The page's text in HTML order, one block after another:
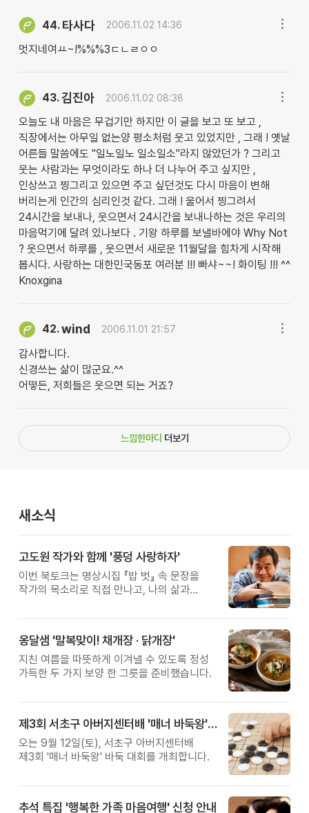
44. 타사다 2006.11.02 14:36
멋지네여ㅛ~!%%%3ㄷㄴㄹㅇㅇ
43.김진아 2006.11.02 08:38
오늘도 내 마음은 무겁기만 하지만 이 글을 보고 또 보고 ,
직장에서는 아무일 없는양 평소처럼 웃고 있었지만 , 그래 ! 옛날
어른들 말씀에도 "일노일노 일소일소"라지 않았던가 ? 그리고
웃는 사람과는 무엇이라도 하나 더 나누어 주고 싶지만 ,
인상쓰고 찡그리고 있으면 주고 싶던것도 다시 마음이 변해
버리는게 인간의 심리인것 같다. 그래 ! 울어서 찡그려서
24시간을 보내나, 웃으면서 24시간을 보내나하는 것은 우리의
마음먹기에 달려 있나보다 . 기왕 하루를 보낼바에야 Why Not
? 웃으면서 하루를 , 웃으면서 새로운 11월달을 힘차게 시작해
봅시다. 사랑하는 대한민국동포 여러분 !!! 빠샤~~! 화이팅 !!! ^^
Knoxgina
42.wind 2006.11.01 21:57
감사합니다.
신경쓰는 삶이 많군요.^^
어떻든, 저희들은 웃으면 되는 거죠?
느낌한마디 더보기
새소식
고도원 작가와 함께 '풍덩 사랑하자'
이번 북토크는 명상시집 『밥 벗』 속 문장을
작가의 목소리로 직접 만나고, 나의 삶과
옹달샘 '말복맞이! 채개장 · 닭개장'
지친 여름을 따뜻하게 이겨낼 수 있도록 정성
가득한 두 가지 보양 한 그릇을 준비했습니다.
제3회 서초구 아버지센터배 '매너 바둑왕' 대회
오는 9월 12일(토), 서초구 아버지센터배
제3회 '매너 바둑왕' 바둑 대회를 개최합니다.
추석 특집 '행복한 가족 마음여행' 신청 안내